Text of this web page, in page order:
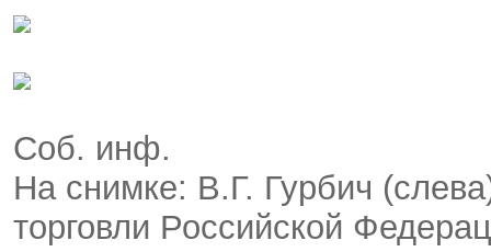
Соб. инф.
На снимке: В.Г. Гурбич
торговли Российской